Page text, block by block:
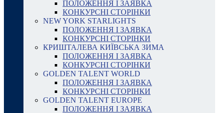
ПОЛОЖЕННЯ І ЗАЯВКА
КОНКУРСНІ СТОРІНКИ
NEW YORK STARLIGHTS
ПОЛОЖЕННЯ І ЗАЯВКА
КОНКУРСНІ СТОРІНКИ
КРИШТАЛЕВА КИЇВСЬКА ЗИМА
ПОЛОЖЕННЯ І ЗАЯВКА
КОНКУРСНІ СТОРІНКИ
GOLDEN TALENT WORLD
ПОЛОЖЕННЯ І ЗАЯВКА
КОНКУРСНІ СТОРІНКИ
GOLDEN TALENT EUROPE
ПОЛОЖЕННЯ І ЗАЯВКА